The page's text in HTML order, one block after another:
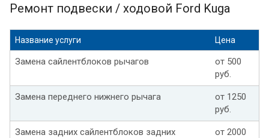
Ремонт подвески / ходовой Ford Kuga
Название услуги Цена
Замена сайлентблоков рычагов
от 500
руб.
Замена переднего нижнего рычага
от 1250
руб.
Замена задних сайлентблоков задних
от 2000